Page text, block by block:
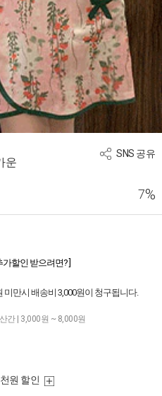
SNS 공유
운
7%
가할인 받으려면? ]
미만시 배송비 3,000원이 청구됩니다.
간 | 3,000원 ~ 8,000원
원 할인